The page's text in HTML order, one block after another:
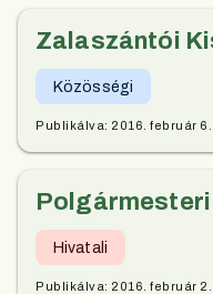
Zalaszántói
Közösségi
Publikálva: 2016. február 6.
Hivatali
Publikálva: 2016. február 2.